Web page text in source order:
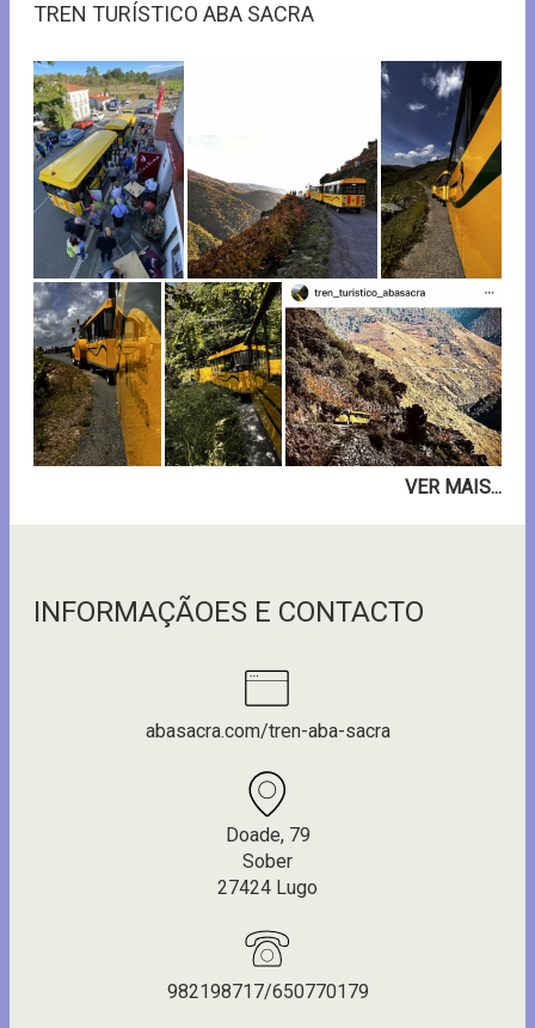
TREN TURÍSTICO ABA SACRA
VER MAIS...
INFORMAÇÃOES E CONTACTO
abasacra.com/tren-aba-sacra
Doade, 79
Sober
27424 Lugo
982198717/650770179